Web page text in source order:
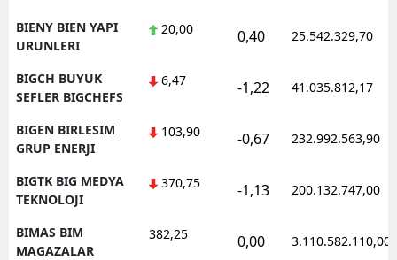
BIENY BIEN YAPI
URUNLERI
20,00 0,40 25.542.329,70
BIGCH BUYUK
SEFLER BIGCHEFS
6,47 -1,22 41.035.812,17
BIGEN BIRLESIM
GRUP ENERJI
103,90 -0,67 232.992.563,90
BIGTK BIG MEDYA
TEKNOLOJI
370,75 -1,13 200.132.747,00
BIMAS BIM
MAGAZALAR
382,25 0,00 3.110.582.110,00